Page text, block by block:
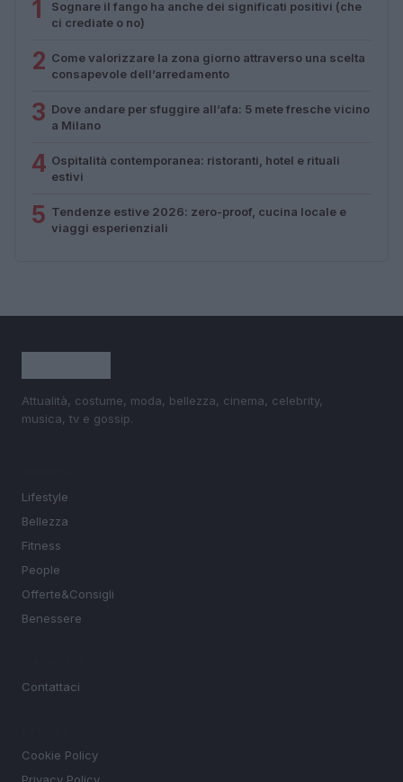
1
Sognare il fango ha anche dei significati positivi (che
ci crediate o no)
2 Come valorizzare la zona giorno attraverso una scelta
consapevole dell’arredamento
3 Dove andare per sfuggire all’afa: 5 mete fresche vicino
a Milano
4 Ospitalità contemporanea: ristoranti, hotel e rituali
estivi
5 Tendenze estive 2026: zero-proof, cucina locale e
viaggi esperienziali
Attualità, costume, moda, bellezza, cinema, celebrity,
musica, tv e gossip.
Lifestyle
Bellezza
Fitness
People
Offerte&Consigli
Benessere
Contattaci
Cookie Policy